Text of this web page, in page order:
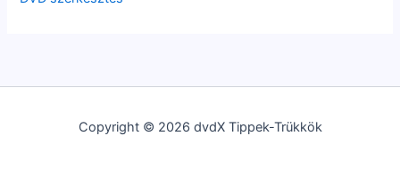
Copyright © 2026 dvdX Tippek-Trükkök